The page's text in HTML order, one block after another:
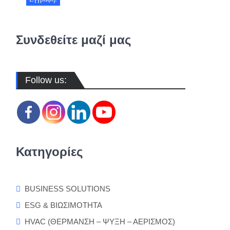
Συνδεθείτε μαζί μας
Follow us:
Κατηγορίες
BUSINESS SOLUTIONS
ESG & ΒΙΩΣΙΜΟΤΗΤΑ
HVAC (ΘΕΡΜΑΝΣΗ – ΨΥΞΗ – ΑΕΡΙΣΜΟΣ)